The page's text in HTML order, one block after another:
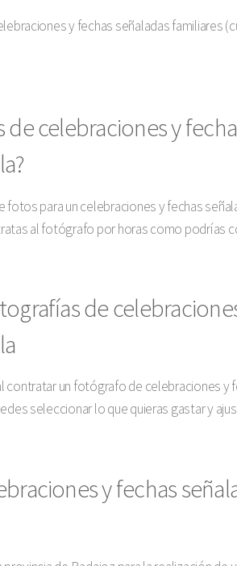
y fechas señaladas familiares
de celebraciones y
para un celebraciones y fechas
al fotógrafo por horas como podrías
de
contratar un fotógrafo de celebraciones y
seleccionar lo que quieras gastar y
y fechas